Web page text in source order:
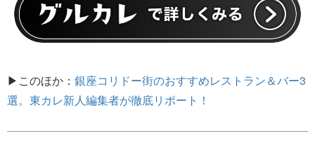
▶このほか： 銀座コリドー街のおすすめレストラン＆バー3
選。東カレ新人編集者が徹底リポート！